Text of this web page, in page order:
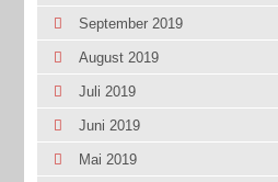
September 2019
August 2019
Juli 2019
Juni 2019
Mai 2019